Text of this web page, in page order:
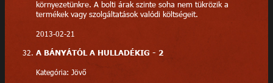
környezetünkre. A bolti árak szinte soha nem tükrözik a
termékek vagy szolgáltatások valódi költségeit.
2013-02-21
A BÁNYÁTÓL A HULLADÉKIG - 2
Kategória: Jövő